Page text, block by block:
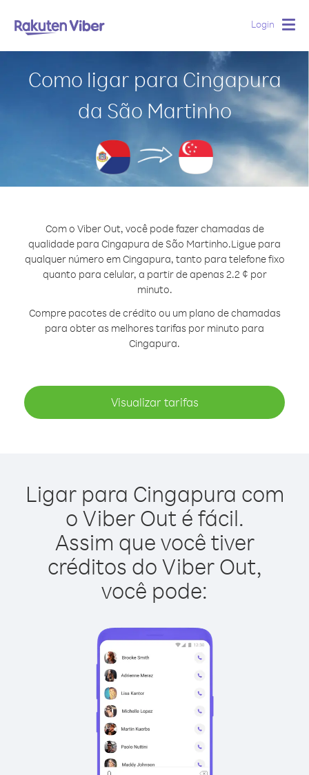
Login
Como ligar para Cingapura
da São Martinho
Com o Viber Out, você pode fazer chamadas de
qualidade para Cingapura de São Martinho.Ligue para
qualquer número em Cingapura, tanto para telefone fixo
quanto para celular, a partir de apenas 2.2 ¢ por
minuto.
Compre pacotes de crédito ou um plano de chamadas
para obter as melhores tarifas por minuto para
Cingapura.
Visualizar tarifas
Ligar para Cingapura com
o Viber Out é fácil.
Assim que você tiver
créditos do Viber Out,
você pode: